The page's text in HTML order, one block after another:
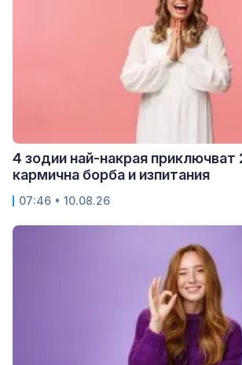
4 зодии най-накрая
кармична борба и изпитания
07:46 • 10.08.26